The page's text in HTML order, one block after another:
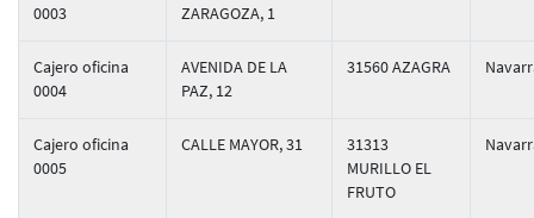
0003
ZARAGOZA, 1
Cajero oficina
0004
AVENIDA DE LA
PAZ, 12
31560 AZAGRA
Cajero oficina
0005
CALLE MAYOR, 31
31313
MURILLO EL
FRUTO